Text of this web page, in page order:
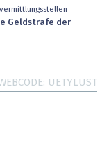
Geldstrafe der
UETYLUST